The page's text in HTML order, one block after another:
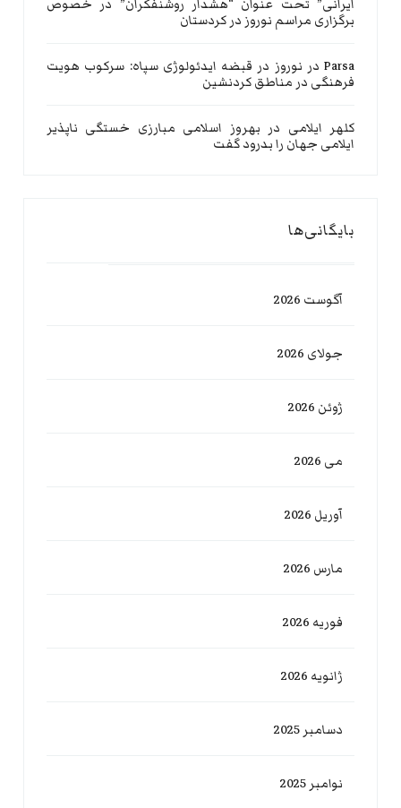
ایرانی” تحت عنوان “هشدار روشنفکران” در خصوص
برگزاری مراسم نوروز در کردستان
Parsa در نوروز در قبضه ایدئولوژی سپاه: سرکوب هویت
فرهنگی در مناطق کردنشین
کلهر ایلامی در بهروز اسلامی مبارزی خستگی ناپذیر
ایلامی جهان را بدرود گفت
بایگانی‌ها
آگوست 2026
جولای 2026
ژوئن 2026
می 2026
آوریل 2026
مارس 2026
فوریه 2026
ژانویه 2026
دسامبر 2025
نوامبر 2025